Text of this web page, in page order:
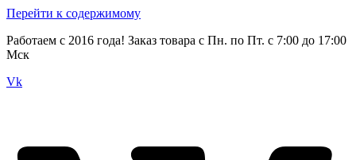
Перейти к содержимому
Работаем с 2016 года! Заказ товара с Пн. по Пт. с 7:00 до 17:00
Мск
Vk